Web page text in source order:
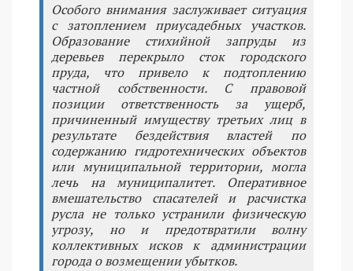
Особого внимания заслуживает ситуация
с затоплением приусадебных участков.
Образование стихийной запруды из
деревьев перекрыло сток городского
пруда, что привело к подтоплению
частной собственности. С правовой
позиции ответственность за ущерб,
причиненный имуществу третьих лиц в
результате бездействия властей по
содержанию гидротехнических объектов
или муниципальной территории, могла
лечь на муниципалитет. Оперативное
вмешательство спасателей и расчистка
русла не только устранили физическую
угрозу, но и предотвратили волну
коллективных исков к администрации
города о возмещении убытков.